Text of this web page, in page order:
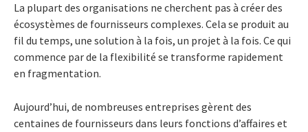
La plupart des organisations ne cherchent pas à créer des
écosystèmes de fournisseurs complexes. Cela se produit au
fil du temps, une solution à la fois, un projet à la fois. Ce qui
commence par de la flexibilité se transforme rapidement
en fragmentation.
Aujourd’hui, de nombreuses entreprises gèrent des
centaines de fournisseurs dans leurs fonctions d’affaires et